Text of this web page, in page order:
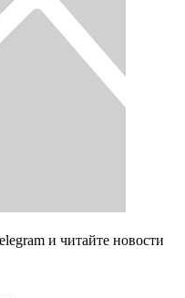
и читайте новости